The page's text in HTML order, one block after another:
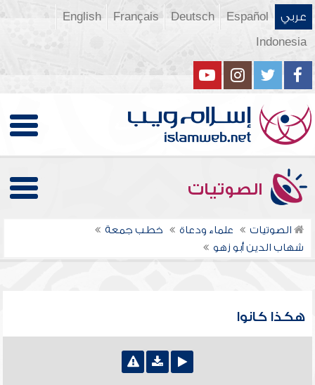
عربي Español
Deutsch
Français
English
Indonesia
الصوتيات
الصوتيات علماء ودعاة
خطب جمعة
شهاب الدين أبو زهو
هكذا كانوا